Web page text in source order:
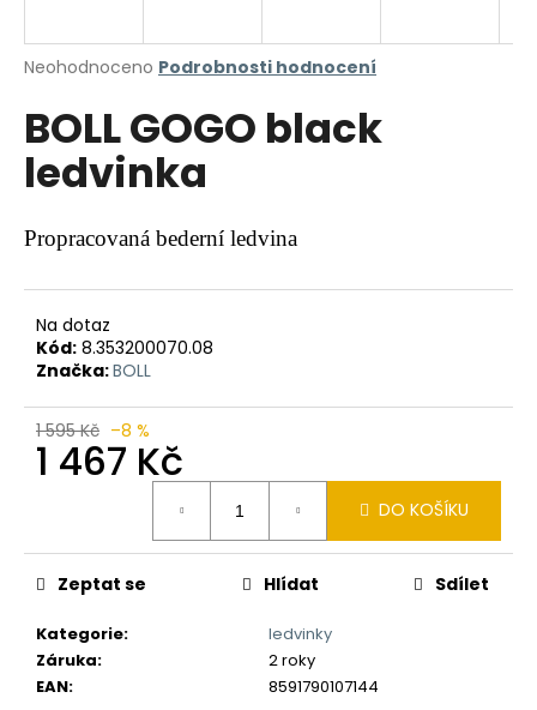
Průměrné
produktu
je
0,0
hvězdiček.
Neohodnoceno Podrobnosti hodnocení
BOLL GOGO black
ledvinka
Propracovaná bederní ledvina
Na dotaz
Kód: 8.353200070.08
Značka:BOLL
1 595 Kč –8 %
1 467 Kč
DO KOŠÍKU
Kategorie:
ledvinky
Záruka:
2 roky
EAN: 8591790107144
Zeptat se Hlídat Sdílet
j
t
?
D
o
p
o
e
m
e